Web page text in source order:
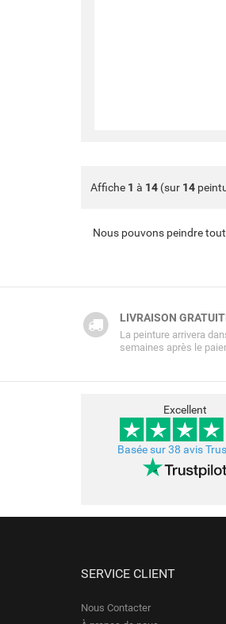
Affiche 1 à 14 (sur 14
Nous pouvons peindre
LIVRAISON
La peinture arrivera
semaines après le
Excellent
Basée sur 38 avis
SERVICE CLIENT
Nous Contacter